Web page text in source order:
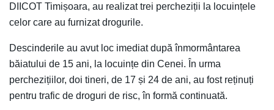
DIICOT Timișoara, au realizat trei percheziții la locuințele
celor care au furnizat drogurile.
Descinderile au avut loc imediat după înmormântarea
băiatului de 15 ani, la locuințe din Cenei. În urma
perchezițiilor, doi tineri, de 17 și 24 de ani, au fost reținuți
pentru trafic de droguri de risc, în formă continuată.